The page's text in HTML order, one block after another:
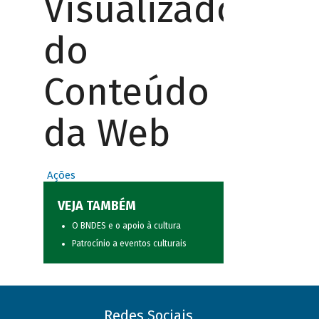
Visualizador
do
Conteúdo
da Web
Ações
VEJA TAMBÉM
O BNDES e o apoio à cultura
Patrocínio a eventos culturais
Redes Sociais